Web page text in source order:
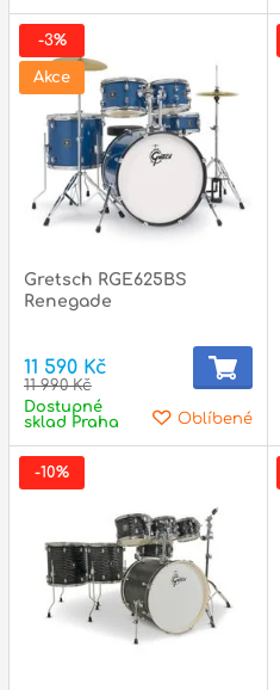
Gretsch RGE625BS
Renegade
11 590 Kč
11 990 Kč
Oblíbené
Dostupné
sklad Praha
-3%
Akce
-10%